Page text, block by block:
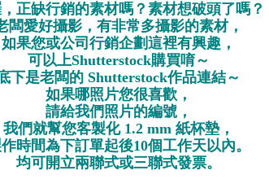
正缺行銷的素材嗎？素材想破頭了嗎？
闆愛好攝影，有非常多攝影的素材，
如果您或公司行銷企劃這裡有興趣，
可以上Shutterstock購買唷～
下是老闆的 Shutterstock作品連結～
如果哪照片您很喜歡，
請給我們照片的編號，
我們就幫您客製化 1.2 mm 紙杯墊，
時間為下訂單起後10個工作天以內。
均可開立兩聯式或三聯式發票。